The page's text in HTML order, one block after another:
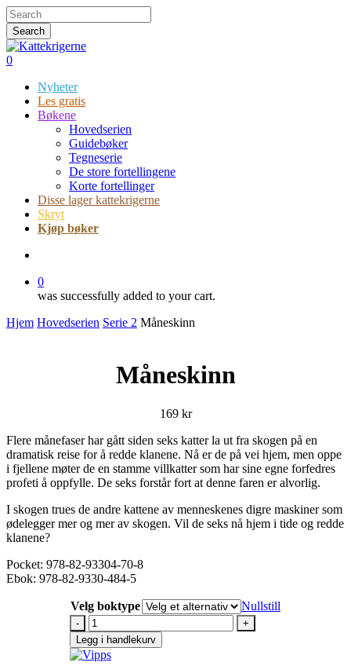
Skip
to
main
content
Search
Close
Search
search
0
Nyheter
Les gratis
Bøkene
Hovedserien
Guidebøker
Tegneserie
De store fortellingene
Korte fortellinger
Disse lager kattekrigerne
Skryt
Kjøp bøker
0
was successfully added to your cart.
Hjem Hovedserien Serie 2 Måneskinn
Måneskinn
169 kr
Flere månefaser har gått siden seks katter la ut fra skogen på en
dramatisk reise for å redde klanene. Nå er de på vei hjem, men oppe
i fjellene møter de en stamme villkatter som har sine egne forfedres
profeti å oppfylle. De seks forstår fort at denne faren er alvorlig.
I skogen trues de andre kattene av menneskenes digre maskiner som
ødelegger mer og mer av skogen. Vil de seks nå hjem i tide og redde
klanene?
Pocket: 978-82-93304-70-8
Ebok: 978-82-9330-484-5
Velg boktype
Nullstill
Måneskinn
antall
Legg i handlekurv